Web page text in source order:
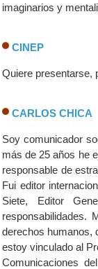
imaginarios y
CINEP
Quiere presentarse,
CARLOS CHICA
Soy comunicador
más de 25 años he
responsable de
Fui editor
Siete, Editor
responsabilidades.
derechos humanos,
estoy vinculado al
Comunicaciones